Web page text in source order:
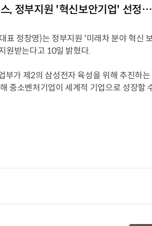
, 정부지원 '혁신보안기업' 선정
표 정창영)는 정부지원 '미래차 분야 혁신
원받는다고 10일 밝혔다.
부가 제2의 삼성전자 육성을 위해 추진하
중소벤처기업이 세계적 기업으로 성장할